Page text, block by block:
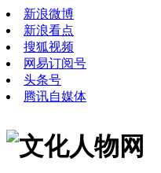
新浪微博
新浪看点
搜狐视频
网易订阅号
头条号
腾讯自媒体